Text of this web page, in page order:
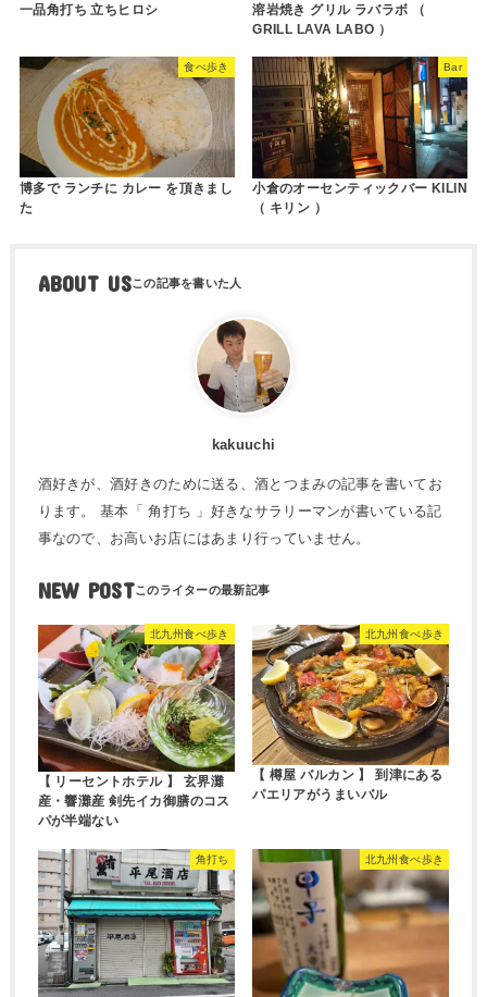
一品角打ち 立ちヒロシ
溶岩焼き グリル ラバラボ （
GRILL LAVA LABO ）
食べ歩き
博多で ランチに カレー を頂きまし
た
Bar
小倉のオーセンティックバー KILIN
（ キリン ）
ABOUT US
kakuuchi
酒好きが、酒好きのために送る、酒とつまみの記事を書いてお
ります。 基本「 角打ち 」好きなサラリーマンが書いている記
事なので、お高いお店にはあまり行っていません。
NEW POST
北九州食べ歩き
【 リーセントホテル 】 玄界灘
産・響灘産 剣先イカ御膳のコス
パが半端ない
北九州食べ歩き
【 樽屋 バルカン 】 到津にある
パエリアがうまいバル
角打ち 北九州食べ歩き